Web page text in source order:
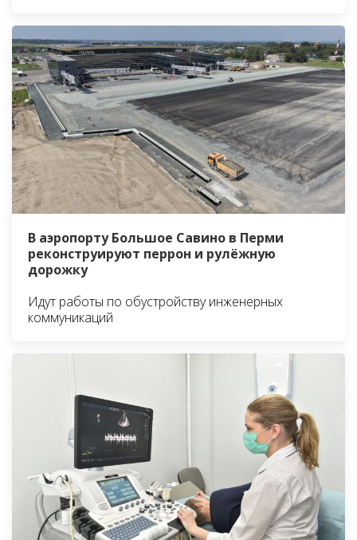
В аэропорту Большое Савино в Перми
реконструируют перрон и рулёжную
дорожку
Идут работы по обустройству инженерных
коммуникаций